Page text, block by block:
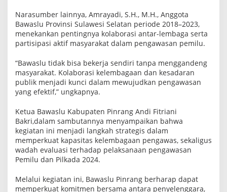
Narasumber lainnya, Amrayadi, S.H., M.H., Anggota
Bawaslu Provinsi Sulawesi Selatan periode 2018–2023,
menekankan pentingnya kolaborasi antar-lembaga serta
partisipasi aktif masyarakat dalam pengawasan pemilu.
“Bawaslu tidak bisa bekerja sendiri tanpa menggandeng
masyarakat. Kolaborasi kelembagaan dan kesadaran
publik menjadi kunci dalam mewujudkan pengawasan
yang efektif,” ungkapnya.
Ketua Bawaslu Kabupaten Pinrang Andi Fitriani
Bakri,dalam sambutannya menyampaikan bahwa
kegiatan ini menjadi langkah strategis dalam
memperkuat kapasitas kelembagaan pengawas, sekaligus
wadah evaluasi terhadap pelaksanaan pengawasan
Pemilu dan Pilkada 2024.
Melalui kegiatan ini, Bawaslu Pinrang berharap dapat
memperkuat komitmen bersama antara penyelenggara,